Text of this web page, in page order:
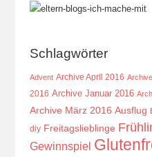
Schlagwörter
Advent Archive April 2016
2016 Archive Januar 2016
Archive März 2016 Ausflug
diy Freitagslieblinge
Gewinnspiel